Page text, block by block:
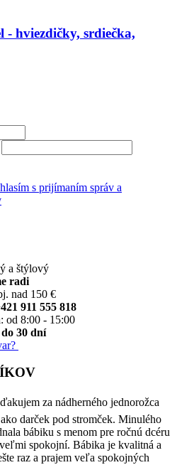
- hviezdičky, srdiečka,
s prijímaním správ a
a štýlový
radi
nad 150 €
911 555 818
od 8:00 - 15:00
30 dní
za nádherného jednorožca
darček pod stromček. Minulého
bábiku s menom pre ročnú dcéru
spokojní. Bábika je kvalitná a
raz a prajem veľa spokojných